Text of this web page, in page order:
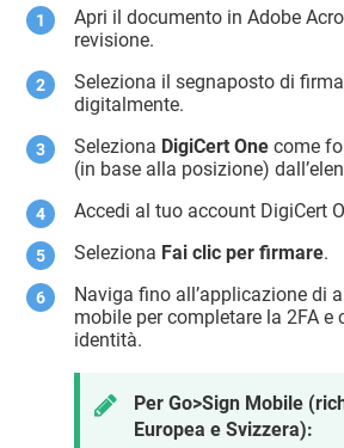
Apri il documento in Adobe
revisione.
Seleziona il segnaposto di
digitalmente.
Seleziona DigiCert One come
(in base alla posizione)
Accedi al tuo account DigiCert
Seleziona Fai clic per firmare.
Naviga fino all’applicazione di
mobile per completare la 2FA e
identità.
Per Go>Sign Mobile
Europea e Svizzera):